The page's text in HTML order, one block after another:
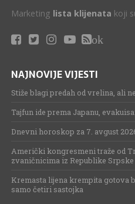
Marketing lista klijenata koji
ok
NAJNOVIJE VIJESTI
Stiže blagi predah od vrelina, ali
Tajfun ide prema Japanu,
Dnevni horoskop za 7. avgust
Američki kongresmeni traže od
zvaničnicima iz Republike Srpske
Kremasta lijena krempita gotova
samo četiri sastojka